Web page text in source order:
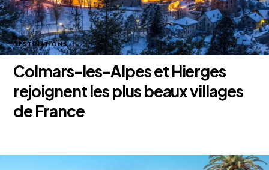
DESTINATIONS
Colmars-les-Alpes et Hierges
rejoignent les plus beaux villages
de France